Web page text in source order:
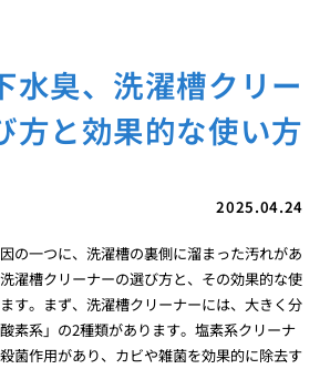
水臭、洗濯槽クリー
方と効果的な使い方
2025.04.24
の一つに、洗濯槽の裏側に溜まった汚れがあ
濯槽クリーナーの選び方と、その効果的な使
す。まず、洗濯槽クリーナーには、大きく分
素系」の2種類があります。塩素系クリーナ
菌作用があり、カビや雑菌を効果的に除去す